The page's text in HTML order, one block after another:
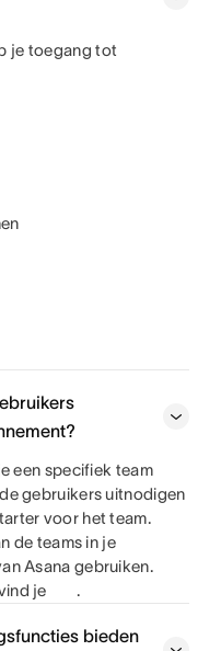
je toegang tot
een specifiek team
gebruikers uitnodigen
voor het team.
de teams in je
Asana gebruiken.
je
.
bieden